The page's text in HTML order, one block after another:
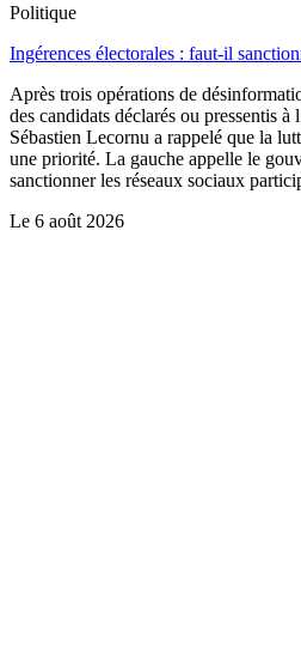
Politique
Ingérences électorales : faut-il
Après trois opérations de
des candidats déclarés ou pressentis à
Sébastien Lecornu a rappelé que la
une priorité. La gauche appelle le
sanctionner les réseaux sociaux
Le 6 août 2026